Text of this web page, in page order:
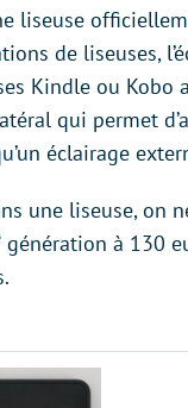
liseuse
de liseuses,
Kindle ou Kobo
qui permet
éclairage
une liseuse, on
génération à 130